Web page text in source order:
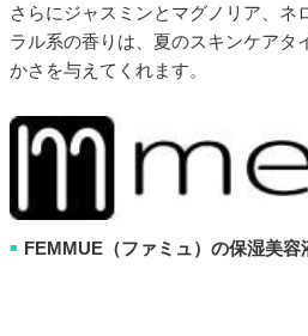
さらにジャスミンとマグノリア、ネ
ラル系の香りは、夏のスキンケアタ
かさを与えてくれます。
■ FEMMUE（ファミュ）の保湿美容